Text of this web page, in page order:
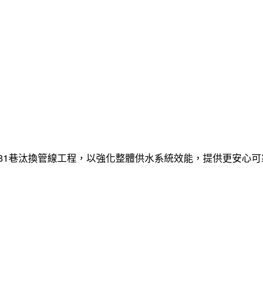
汰換管線工程，以強化整體供水系統效能，提供更安心可